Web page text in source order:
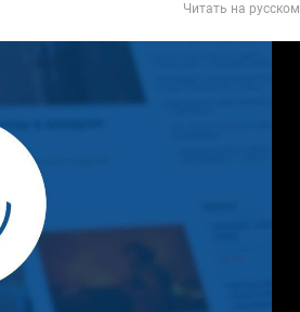
Читать на русском
Video